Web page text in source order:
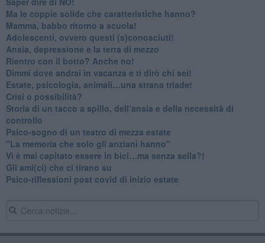
​Ma le coppie solide che caratteristiche hanno?
​Mamma, babbo ritorno a scuola!
Adolescenti, ovvero questi (s)conosciuti!
Ansia, depressione e la terra di mezzo
​Rientro con il botto? Anche no!
Dimmi dove andrai in vacanza e ti dirò chi sei!
​Estate, psicologia, animali…una strana triade!
​Crisi o possibilità?
​Storia di un tacco a spillo, dell’ansia e della necessità di
controllo
​Psico-sogno di un teatro di mezza estate
"La memoria che solo gli anziani hanno"
​Vi è mai capitato essere in bici…ma senza sella?!
​Gli ami(ci) che ci tirano su
Psico-riflessioni post covid di inizio estate